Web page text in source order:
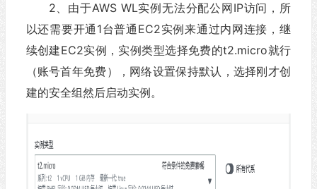
2、由于AWS WL实例无法分配公网IP访问，所
以还需要开通1台普通EC2实例来通过内网连接，继
续创建EC2实例，实例类型选择免费的t2.micro就行
（账号首年免费），网络设置保持默认，选择刚才创
建的安全组然后启动实例。